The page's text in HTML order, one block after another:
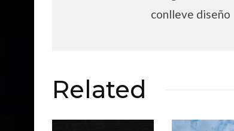
conlleve diseño
Related